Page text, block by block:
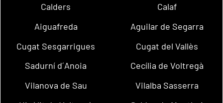
Calders
Calaf
Aiguafreda
Aguilar de Segarra
Cugat Sesgarrigues
Cugat del Vallès
Sadurní d´Anoia
Cecília de Voltregà
Vilanova de Sau
Vilalba Sasserra